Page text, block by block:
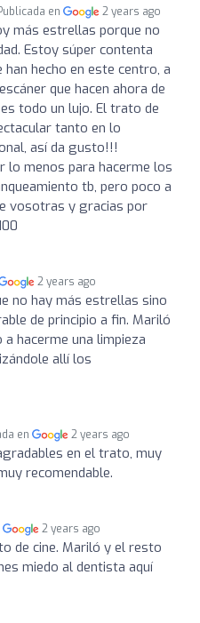
en 2 years ago
más estrellas porque no
Estoy súper contenta
hecho en este centro, a
que hacen ahora de
todo un lujo. El trato de
tanto en lo
así da gusto!!!
lo menos para hacerme los
tb, pero poco a
vosotras y gracias por
2 years ago
no hay más estrellas sino
de principio a fin. Mariló
hacerme una limpieza
allí los
en 2 years ago
en el trato, muy
recomendable.
2 years ago
de cine. Mariló y el resto
miedo al dentista aquí